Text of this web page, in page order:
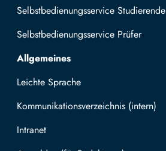
Selbstbedienungsservice Studierende
Selbstbedienungsservice Prüfer
Allgemeines
Leichte Sprache
Kommunikationsverzeichnis (intern)
Intranet